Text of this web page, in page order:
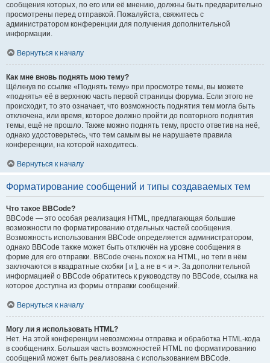
сообщения которых, по его или её мнению, должны быть предварительно
просмотрены перед отправкой. Пожалуйста, свяжитесь с
администратором конференции для получения дополнительной
информации.
Вернуться к началу
Как мне вновь поднять мою тему?
Щёлкнув по ссылке «Поднять тему» при просмотре темы, вы можете
«поднять» её в верхнюю часть первой страницы форума. Если этого не
происходит, то это означает, что возможность поднятия тем могла быть
отключена, или время, которое должно пройти до повторного поднятия
темы, ещё не прошло. Также можно поднять тему, просто ответив на неё,
однако удостоверьтесь, что тем самым вы не нарушаете правила
конференции, на которой находитесь.
Вернуться к началу
Форматирование сообщений и типы создаваемых тем
Что такое BBCode?
BBCode — это особая реализация HTML, предлагающая большие
возможности по форматированию отдельных частей сообщения.
Возможность использования BBCode определяется администратором,
однако BBCode также может быть отключён на уровне сообщения в
форме для его отправки. BBCode очень похож на HTML, но теги в нём
заключаются в квадратные скобки [ и ], а не в < и >. За дополнительной
информацией о BBCode обратитесь к руководству по BBCode, ссылка на
которое доступна из формы отправки сообщений.
Вернуться к началу
Могу ли я использовать HTML?
Нет. На этой конференции невозможны отправка и обработка HTML-кода
в сообщениях. Большая часть возможностей HTML по форматированию
сообщений может быть реализована с использованием BBCode.